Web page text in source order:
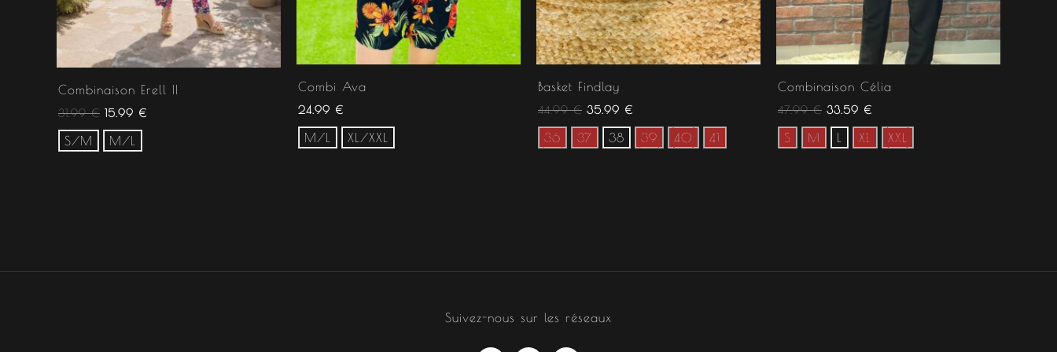
Combinaison Erell II
31.99€ 15.99 €
S/M M/L
Combi Ava
24.99 €
M/L XL/XXL
Basket Findlay
44.99€ 35.99 €
36 37 38 39 40 41
Combinaison Célia
47.99€ 33.59 €
S M L XL XXL
Suivez-nous sur les réseaux